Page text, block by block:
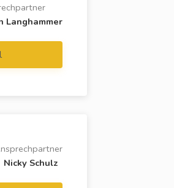
Langhammer
Nicky Schulz